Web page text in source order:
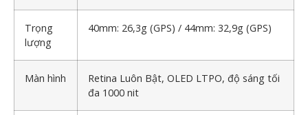
Trọng
lượng
40mm: 26,3g (GPS) / 44mm: 32,9g (GPS)
Màn hình
Retina Luôn Bật, OLED LTPO, độ sáng tối
đa 1000 nit